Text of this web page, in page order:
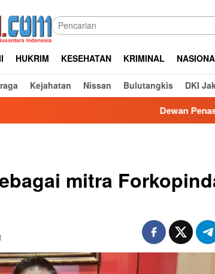
HUKRIM KESEHATAN KRIMINAL
Kejahatan Nissan Bulutangkis DKI
Dewan Penasehat LMBC
mitra